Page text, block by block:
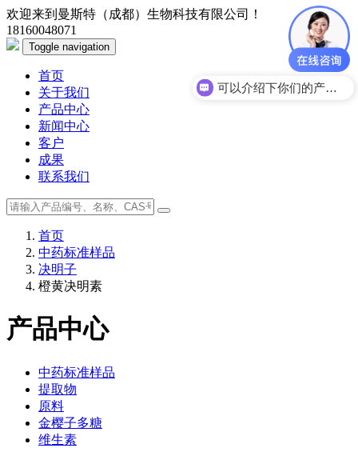
欢迎来到曼斯特（成都）生物科技有限公司！
18160048071
Toggle navigation
首页
关于我们
产品中心
新闻中心
客户
成果
联系我们
首页
中药标准样品
决明子
橙黄决明素
产品中心
中药标准样品
提取物
原料
金樱子多糖
维生素
可以介绍下你们的产品么？